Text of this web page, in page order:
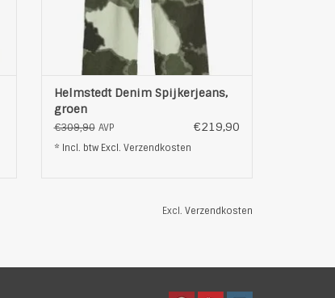
Helmstedt Denim Spijkerjeans,
groen
€309,90 AVP €219,90
* Incl. btw Excl. Verzendkosten
Excl. Verzendkosten